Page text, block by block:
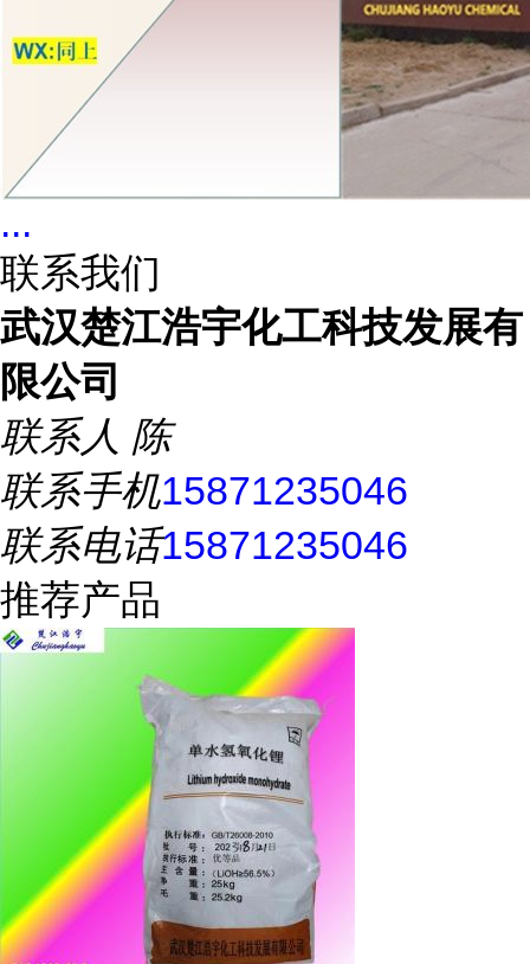
...
联系我们
武汉楚江浩宇化工科技发展有
限公司
联系人 陈
联系手机15871235046
联系电话15871235046
推荐产品